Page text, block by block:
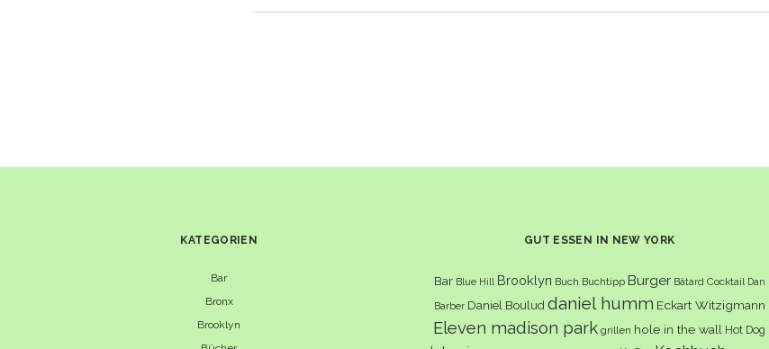
KATEGORIEN
Bar
Bronx
Brooklyn
GUT ESSEN IN NEW YORK
Bar Blue Hill Brooklyn Buch Buchtipp Burger Bâtard Cocktail Dan
Barber Daniel Boulud daniel humm Eckart Witzigmann
Eleven madison park grillen hole in the wall Hot Dog